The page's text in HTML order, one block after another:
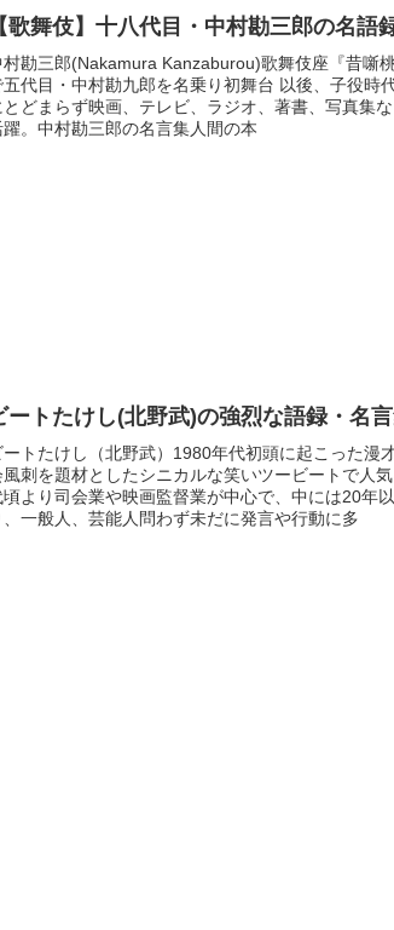
【歌舞伎】十八代目・中村勘三郎の名語
村勘三郎(Nakamura Kanzaburou)歌舞伎座『昔噺
五代目・中村勘九郎を名乗り初舞台 以後、子役時
とどまらず映画、テレビ、ラジオ、著書、写真集
躍。中村勘三郎の名言集人間の本
ートたけし(北野武)の強烈な語録・名
ートたけし（北野武）1980年代初頭に起こった漫
風刺を題材としたシニカルな笑いツービートで人
頃より司会業や映画監督業が中心で、中には20年
、一般人、芸能人問わず未だに発言や行動に多